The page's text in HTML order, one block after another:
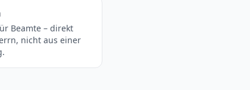
Beamte – direkt
nicht aus einer